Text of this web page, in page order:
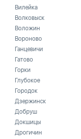
Вилейка
Волковыск
Воложин
Вороново
Ганцевичи
Гатово
Горки
Глубокое
Городок
Дзержинск
Добруш
Докшицы
Дрогичин